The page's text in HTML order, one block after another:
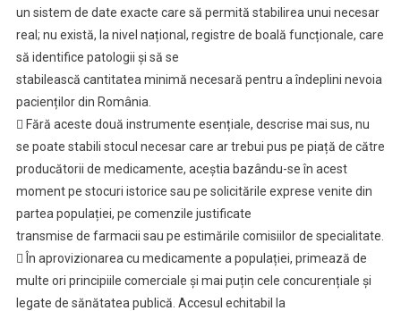
un sistem de date exacte care să permită stabilirea unui necesar
real; nu există, la nivel național, registre de boală funcționale, care
să identifice patologii și să se
stabilească cantitatea minimă necesară pentru a îndeplini nevoia
pacienților din România.
 Fără aceste două instrumente esențiale, descrise mai sus, nu
se poate stabili stocul necesar care ar trebui pus pe piață de către
producătorii de medicamente, aceștia bazându-se în acest
moment pe stocuri istorice sau pe solicitările exprese venite din
partea populației, pe comenzile justificate
transmise de farmacii sau pe estimările comisiilor de specialitate.
 În aprovizionarea cu medicamente a populației, primează de
multe ori principiile comerciale și mai puțin cele concurențiale și
legate de sănătatea publică. Accesul echitabil la